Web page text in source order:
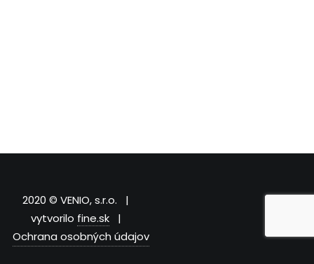
2020 © VENIO, s.r.o. |
vytvorilo fine.sk|
Ochrana osobných údajov